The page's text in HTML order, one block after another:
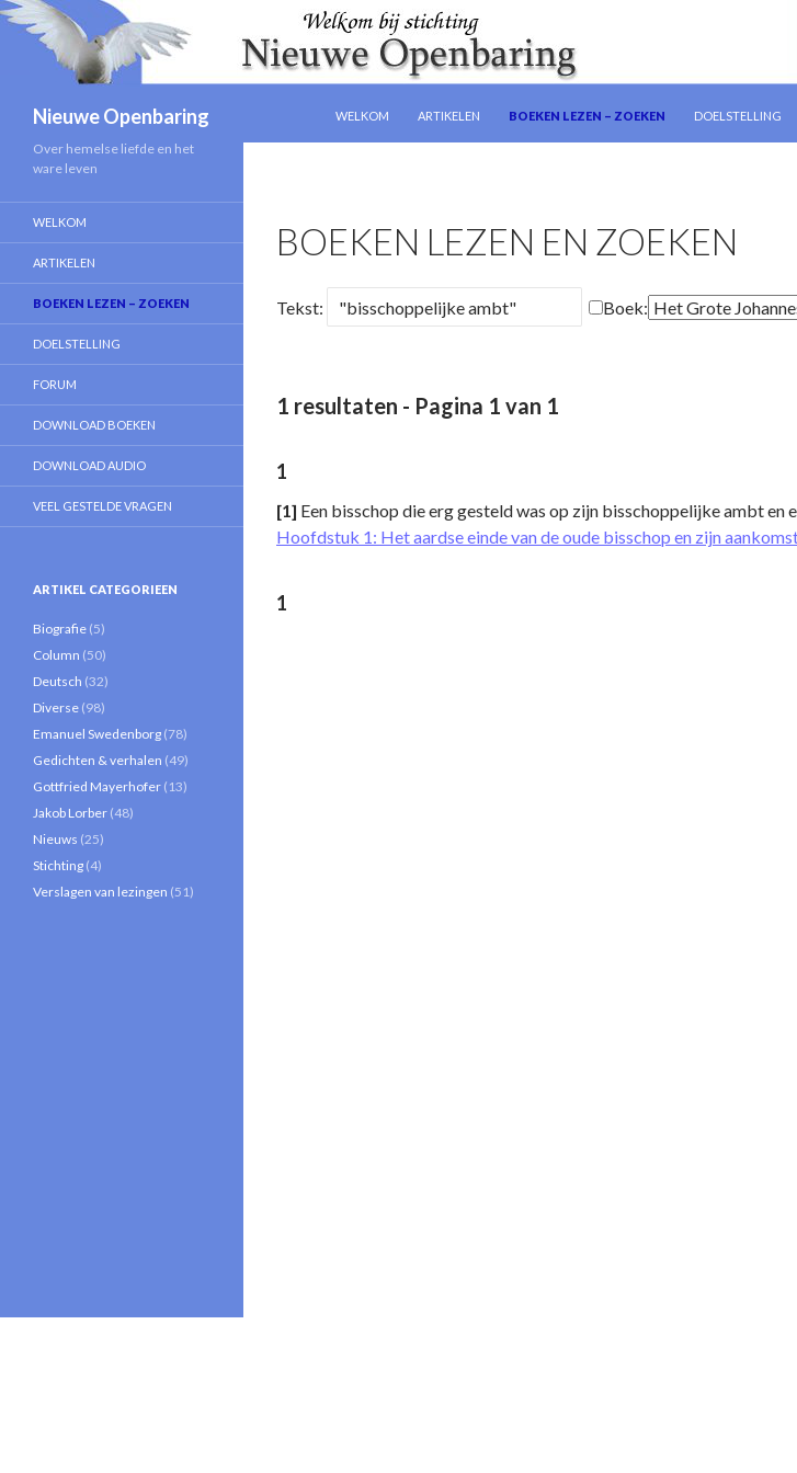
Nieuwe Openbaring
WELKOM
ARTIKELEN BOEKEN LEZEN – ZOEKEN DOELSTELLING
BOEKEN LEZEN EN ZOEKEN
Tekst: Boek:
1 resultaten - Pagina 1 van 1
1
[1] Een bisschop die erg gesteld was op zijn bisschoppelijke ambt en
Hoofdstuk 1: Het aardse einde van de oude bisschop en zijn
1
Over hemelse liefde en het
ware leven
WELKOM
ARTIKELEN
BOEKEN LEZEN – ZOEKEN
DOELSTELLING
FORUM
DOWNLOAD BOEKEN
DOWNLOAD AUDIO
VEEL GESTELDE VRAGEN
ARTIKEL CATEGORIEEN
Biografie (5)
Column (50)
Deutsch (32)
Diverse (98)
Emanuel Swedenborg (78)
Gedichten & verhalen (49)
Gottfried Mayerhofer (13)
Jakob Lorber (48)
Nieuws (25)
Stichting (4)
Verslagen van lezingen (51)